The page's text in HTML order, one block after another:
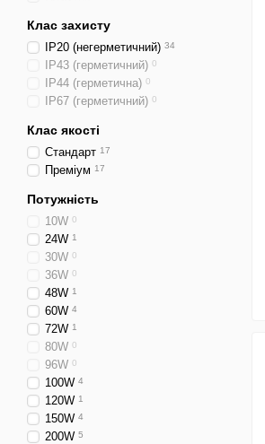
Клас захисту
IP20 (негерметичний) 34
IP43 (герметичний) 0
ІР44 (герметична) 0
IP67 (герметичний) 0
Клас якості
Стандарт 17
Преміум 17
Потужність
10W 0
24W 1
30W 0
36W 0
48W 1
60W 4
72W 1
80W 0
96W 0
100W 4
120W 1
150W 4
200W 5